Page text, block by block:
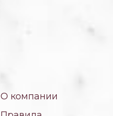
О компании